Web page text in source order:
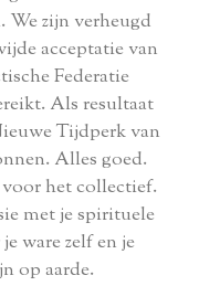
We zijn verheugd
acceptatie van
Federatie
Als resultaat
Tijdperk van
Alles goed.
het collectief.
met je spirituele
ware zelf en je
op aarde.